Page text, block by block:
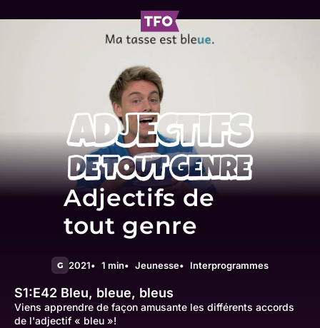
Adjectifs de
tout genre
G 2021 1 min Jeunesse Interprogrammes
S1:E42 Bleu, bleue, bleus
Viens apprendre de façon amusante les différents accords
de l'adjectif « bleu »!